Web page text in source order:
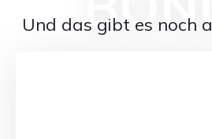
Und das gibt es noch